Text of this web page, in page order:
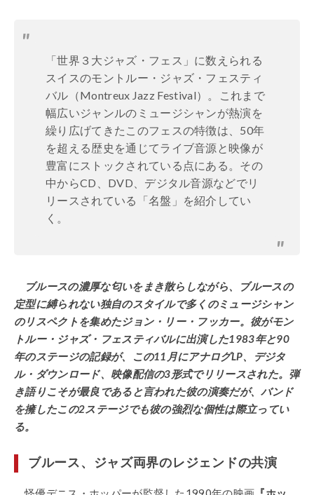
「世界３大ジャズ・フェス」に数えられる
スイスのモントルー・ジャズ・フェスティ
バル（Montreux Jazz Festival）。これまで
幅広いジャンルのミュージシャンが熱演を
繰り広げてきたこのフェスの特徴は、50年
を超える歴史を通じてライブ音源と映像が
豊富にストックされている点にある。その
中からCD、DVD、デジタル音源などでリ
リースされている「名盤」を紹介してい
く。
ブルースの濃厚な匂いをまき散らしながら、ブルースの
定型に縛られない独自のスタイルで多くのミュージシャン
のリスペクトを集めたジョン・リー・フッカー。彼がモン
トルー・ジャズ・フェスティバルに出演した1983年と90
年のステージの記録が、この11月にアナログLP、デジタ
ル・ダウンロード、映像配信の3形式でリリースされた。弾
き語りこそが最良であると言われた彼の演奏だが、バンド
を擁したこの2ステージでも彼の強烈な個性は際立ってい
る。
ブルース、ジャズ両界のレジェンドの共演